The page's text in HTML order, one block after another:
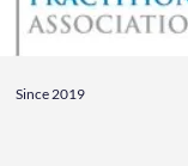
Since 2019